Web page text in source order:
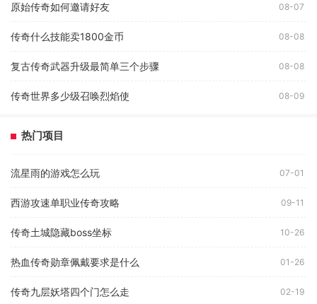
原始传奇如何邀请好友 08-07
传奇什么技能卖1800金币 08-08
复古传奇武器升级最简单三个步骤 08-08
传奇世界多少级召唤烈焰使 08-09
热门项目
流星雨的游戏怎么玩 07-01
西游攻速单职业传奇攻略 09-11
传奇土城隐藏boss坐标 10-26
热血传奇勋章佩戴要求是什么 01-26
传奇九层妖塔四个门怎么走 02-19